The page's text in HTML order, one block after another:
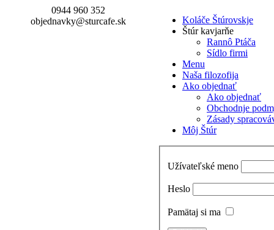
0944 960 352
objednavky@sturcafe.sk
Koláče Štúrovskje
Štúr kavjarňe
Rannô Ptáča
Sídlo firmi
Menu
Naša filozofija
Ako objednať
Ako objednať
Obchodnje
Zásady
Môj Štúr
Užívateľské meno
Heslo
Pamätaj si ma